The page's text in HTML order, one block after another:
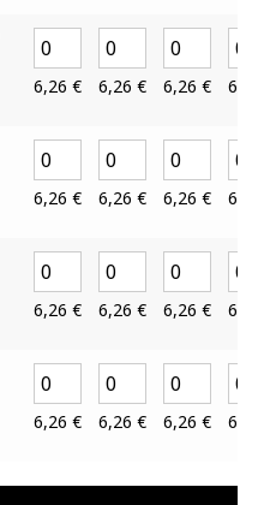
6,26 € 6,26 € 6,26 €
6,26 € 6,26 € 6,26 €
6,26 € 6,26 € 6,26 €
6,26 € 6,26 € 6,26 €